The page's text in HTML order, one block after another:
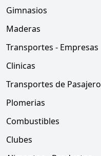
Gimnasios
Maderas
Transportes - Empresas
Clinicas
Transportes de
Plomerias
Combustibles
Clubes